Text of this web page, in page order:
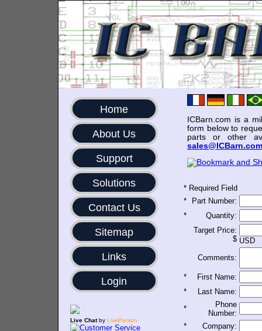
Home
About Us
Support
Solutions
Contact Us
Sitemap
Links
Login
Live Chatby LivePerson
ICBarn.com is a
form below to
parts or other
sales@ICBarn.com
* Required Field
*
Part Number:
*
Quantity:
Target Price:
$ USD
Comments:
*
First Name:
*
Last Name:
*
Phone
Number:
*
Company: